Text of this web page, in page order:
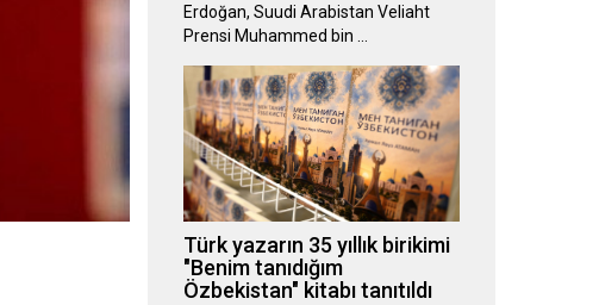
Erdoğan, Suudi Arabistan Veliaht
Prensi Muhammed bin …
Türk yazarın 35 yıllık birikimi
"Benim tanıdığım
Özbekistan" kitabı tanıtıldı